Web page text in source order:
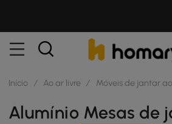
Início / Ao ar livre / Móveis de jantar
Alumínio Mesas de